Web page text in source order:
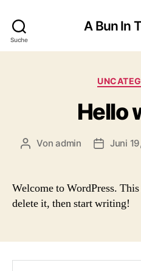
Suche
A Bun In
Hello
Beitragsautor
Vonadmin Juni
Welcome to WordPress.
delete it, then start writing!